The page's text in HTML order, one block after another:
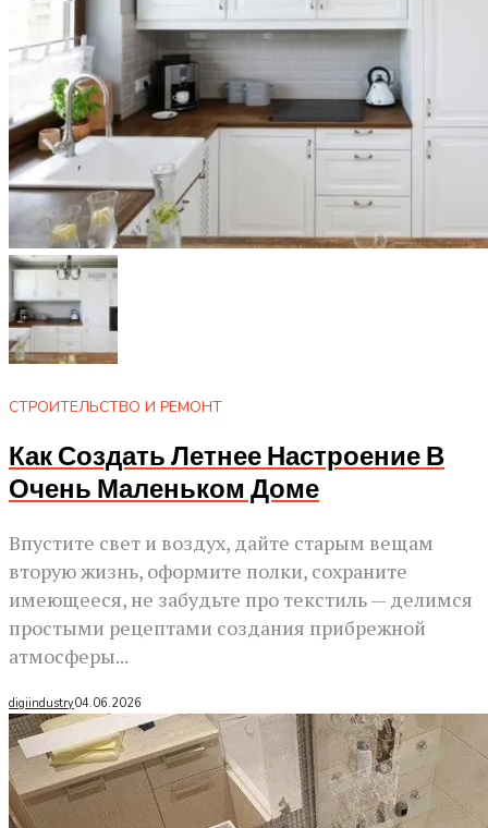
СТРОИТЕЛЬСТВО И РЕМОНТ
Как Создать Летнее Настроение В
Очень Маленьком Доме
Впустите свет и воздух, дайте старым вещам
вторую жизнь, оформите полки, сохраните
имеющееся, не забудьте про текстиль — делимся
простыми рецептами создания прибрежной
атмосферы...
digiindustry04.06.2026